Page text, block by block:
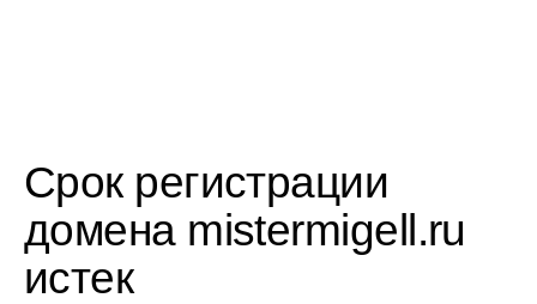
Срок регистрации
домена mistermigell.ru
истек